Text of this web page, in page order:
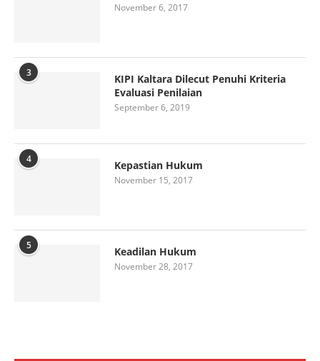
November 6, 2017
3
KIPI Kaltara Dilecut Penuhi Kriteria
Evaluasi Penilaian
September 6, 2019
4 Kepastian Hukum
November 15, 2017
5 Keadilan Hukum
November 28, 2017